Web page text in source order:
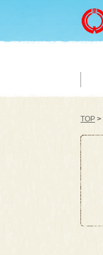
TOP >